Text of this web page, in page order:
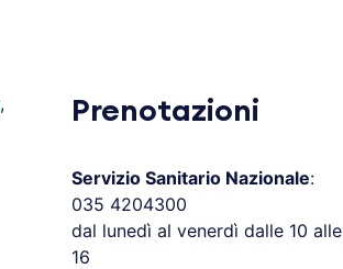
,
Prenotazioni
Servizio Sanitario Nazionale:
035 4204300
dal lunedì al venerdì dalle 10 alle
16